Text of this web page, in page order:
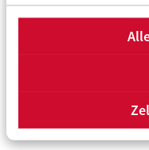
een kleinere en
slaapkamers. Grotere
gezinnen laten ook een
kleinere huishoudens.
naam
doorstroomregelingen.